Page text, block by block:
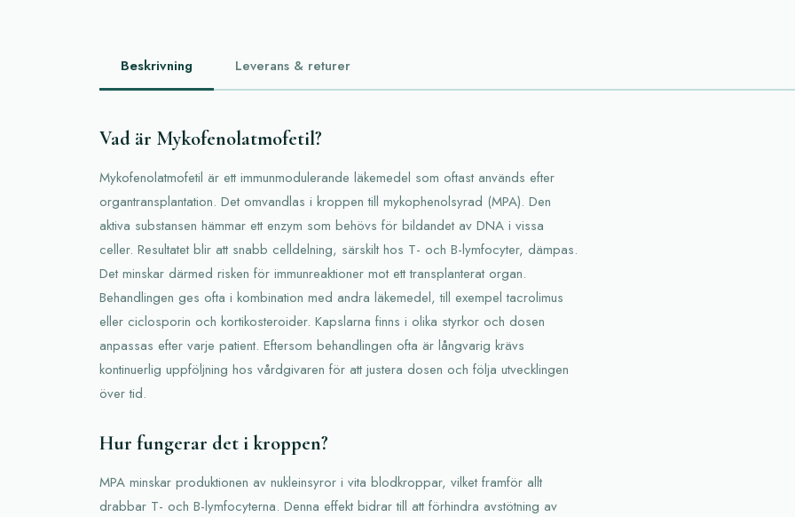
Beskrivning Leverans & returer
Vad är Mykofenolatmofetil?
Mykofenolatmofetil är ett immunmodulerande läkemedel som oftast används efter
organtransplantation. Det omvandlas i kroppen till mykophenolsyrad (MPA). Den
aktiva substansen hämmar ett enzym som behövs för bildandet av DNA i vissa
celler. Resultatet blir att snabb celldelning, särskilt hos T- och B-lymfocyter, dämpas.
Det minskar därmed risken för immunreaktioner mot ett transplanterat organ.
Behandlingen ges ofta i kombination med andra läkemedel, till exempel tacrolimus
eller ciclosporin och kortikosteroider. Kapslarna finns i olika styrkor och dosen
anpassas efter varje patient. Eftersom behandlingen ofta är långvarig krävs
kontinuerlig uppföljning hos vårdgivaren för att justera dosen och följa utvecklingen
över tid.
Hur fungerar det i kroppen?
MPA minskar produktionen av nukleinsyror i vita blodkroppar, vilket framför allt
drabbar T- och B-lymfocyterna. Denna effekt bidrar till att förhindra avstötning av